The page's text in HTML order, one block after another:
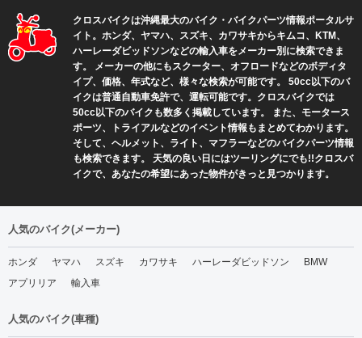
ジャッキー北谷の『あぶ
ら』売ります！ (1)
それでも道は続くのだ！(4)
のりもの好きが集まるカフ
バイクジムカーナ(27)
バイクレーサー仲村瑛冬参
沖縄スズキ インフォメー
ション(1)
沖縄トライアル(26)
2026年3月(2)
2026年2月(2)
2026年1月(2)
2025年12月(2)
2025年11月(2)
2025年10月(6)
2025年6月(2)
クロスバイクは沖縄最大のバイク・バイクパーツ情報ポータルサ
イト。ホンダ、ヤマハ、スズキ、カワサキからキムコ、KTM、
ハーレーダビッドソンなどの輸入車をメーカー別に検索できま
す。 メーカーの他にもスクーター、オフロードなどのボディタ
イプ、価格、年式など、様々な検索が可能です。 50cc以下のバ
イクは普通自動車免許で、運転可能です。クロスバイクでは
50cc以下のバイクも数多く掲載しています。 また、モータース
ポーツ、トライアルなどのイベント情報もまとめてわかります。
そして、ヘルメット、ライト、マフラーなどのバイクパーツ情報
も検索できます。 天気の良い日にはツーリングにでも!!クロスバ
イクで、あなたの希望にあった物件がきっと見つかります。
人気のバイク(メーカー)
ホンダ ヤマハ スズキ カワサキ ハーレーダビッドソン
BMW
アプリリア
輸入車
人気のバイク(車種)